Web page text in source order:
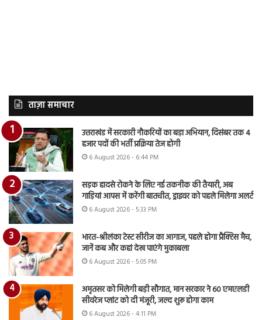
ताज़ा समाचार
उत्तराखंड में सरकारी नौकरियों का बड़ा अभियान, दिसंबर तक 4
हजार पदों की भर्ती प्रक्रिया तेज होगी
6 August 2026 - 6:44 PM
सड़क हादसे रोकने के लिए नई तकनीक की तैयारी, अब
गाड़ियां आपस में करेंगी बातचीत, ड्राइवर को पहले मिलेगा अलर्ट
6 August 2026 - 5:33 PM
भारत-श्रीलंका टेस्ट सीरीज का आगाज, पहले होगा प्रैक्टिस मैच,
जानें कब और कहां देख पाएंगे मुकाबला
6 August 2026 - 5:05 PM
अमृतसर को मिलेगी बड़ी सौगात, मान सरकार ने 60 एमएलडी
सीवरेज प्लांट को दी मंजूरी, जल्द शुरू होगा काम
6 August 2026 - 4:11 PM